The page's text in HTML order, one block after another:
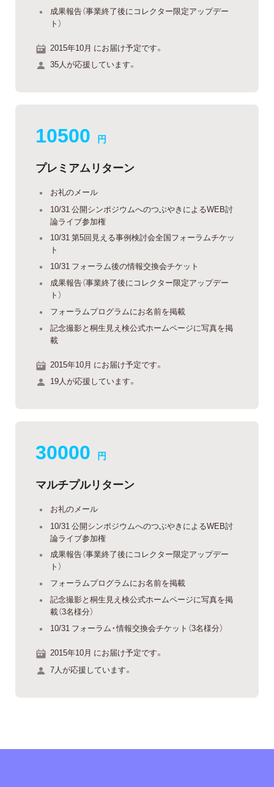
成果報告（事業終了後にコレクター限定アップデー
ト）
2015年10月 にお届け予定です。
35人が応援しています。
10500 円
プレミアムリターン
お礼のメール
10/31 公開シンポジウムへのつぶやきによるWEB討
論ライブ参加権
10/31 第5回見える事例検討会全国フォーラムチケッ
ト
10/31 フォーラム後の情報交換会チケット
成果報告（事業終了後にコレクター限定アップデー
ト）
フォーラムプログラムにお名前を掲載
記念撮影と桐生見え検公式ホームページに写真を掲
載
2015年10月 にお届け予定です。
19人が応援しています。
30000 円
マルチプルリターン
お礼のメール
10/31 公開シンポジウムへのつぶやきによるWEB討
論ライブ参加権
成果報告（事業終了後にコレクター限定アップデー
ト）
フォーラムプログラムにお名前を掲載
記念撮影と桐生見え検公式ホームページに写真を掲
載（3名様分）
10/31 フォーラム・情報交換会チケット（3名様分）
2015年10月 にお届け予定です。
7人が応援しています。